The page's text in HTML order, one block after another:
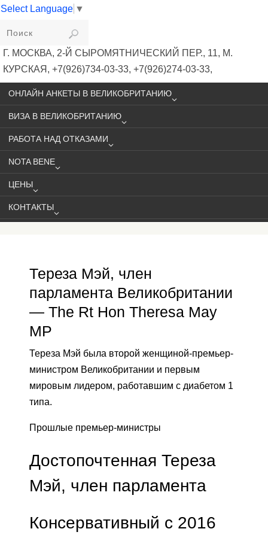
Select Language ▼
VIKIVISA
Г. МОСКВА, 2-Й СЫРОМЯТНИЧЕСКИЙ ПЕР., 11, М.
КУРСКАЯ, +7(926)734-03-33, +7(926)274-03-33,
VISA@VIKIVISA.RU
ОНЛАЙН АНКЕТЫ В ВЕЛИКОБРИТАНИЮ
ВИЗА В ВЕЛИКОБРИТАНИЮ
РАБОТА НАД ОТКАЗАМИ
NOTA BENE
ЦЕНЫ
КОНТАКТЫ
Тереза Мэй, член
парламента Великобритании
— The Rt Hon Theresa May
MP
Тереза ​​Мэй была второй женщиной-премьер-
министром Великобритании и первым
мировым лидером, работавшим с диабетом 1
типа.
Прошлые премьер-министры
Достопочтенная Тереза ​​
Мэй, член парламента
Консервативный с 2016